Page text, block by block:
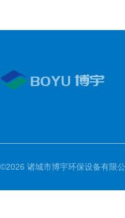
©2026 诸城市博宇环保设备有限